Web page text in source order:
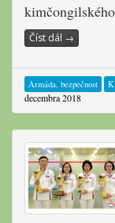
Číst dál →
Armáda, bezpečnost
decembra 2018